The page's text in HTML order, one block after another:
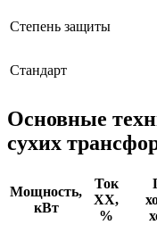
Степень защиты
Стандарт
Основные
сухих
Мощность,
кВт
Ток
ХХ,
%